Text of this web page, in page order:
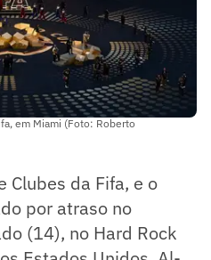
em Miami (Foto: Roberto
Clubes da Fifa, e o
por atraso no
(14), no Hard Rock